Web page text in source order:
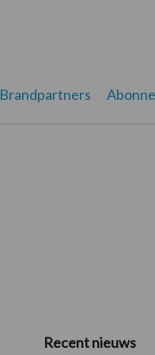
Brandpartners
Primaire
Recent nieuws